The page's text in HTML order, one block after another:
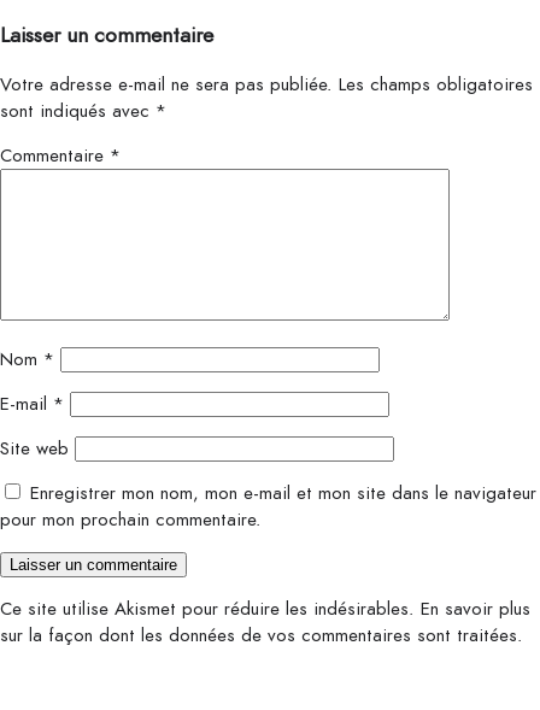
Laisser un commentaire
Votre adresse e-mail ne sera pas publiée. Les champs obligatoires
sont indiqués avec *
Commentaire *
Nom *
E-mail *
Site web
Enregistrer mon nom, mon e-mail et mon site dans le navigateur
pour mon prochain commentaire.
Ce site utilise Akismet pour réduire les indésirables. En savoir plus
sur la façon dont les données de vos commentaires sont traitées.